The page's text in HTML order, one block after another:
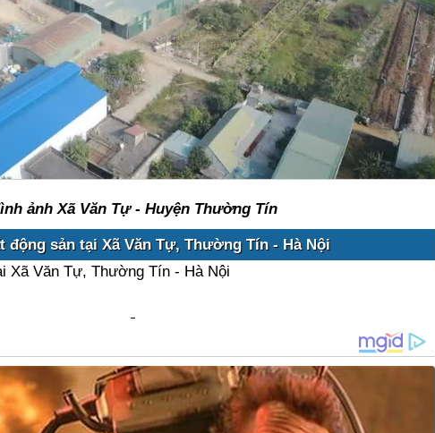
ảnh Xã Văn Tự - Huyện Thường Tín
động sản tại Xã Văn Tự, Thường Tín - Hà Nội
Xã Văn Tự, Thường Tín - Hà Nội